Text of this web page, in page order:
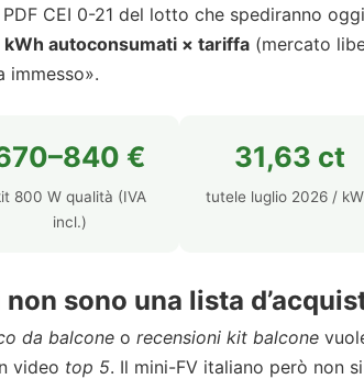
CEI 0-21 del lotto che spediranno
kWh autoconsumati × tariffa (mercato
immesso».
€
800 W qualità (IVA
incl.)
31,63 ct
tutele luglio 2026 /
sono una lista
da balcone o recensioni kit balcone
video top 5. Il mini-FV italiano però non